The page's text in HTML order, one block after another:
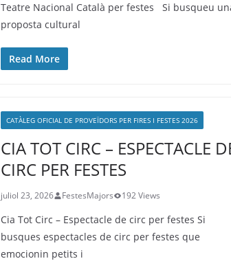
Teatre Nacional Català per festes Si busqueu
proposta cultural
Read More
CATÀLEG OFICIAL DE PROVEÏDORS PER FIRES I FESTES 2026
CIA TOT CIRC – ESPECTACLE
CIRC PER FESTES
juliol 23, 2026 FestesMajors 192 Views
Cia Tot Circ – Espectacle de circ per festes Si
busques espectacles de circ per festes que
emocionin petits i